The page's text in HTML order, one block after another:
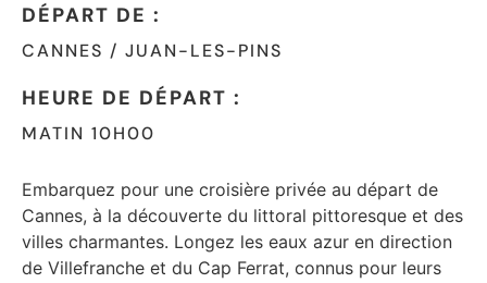
DÉPART DE :
CANNES / JUAN-LES-PINS
HEURE DE DÉPART :
MATIN 10H00
Embarquez pour une croisière privée au départ de
Cannes, à la découverte du littoral pittoresque et des
villes charmantes. Longez les eaux azur en direction
de Villefranche et du Cap Ferrat, connus pour leurs